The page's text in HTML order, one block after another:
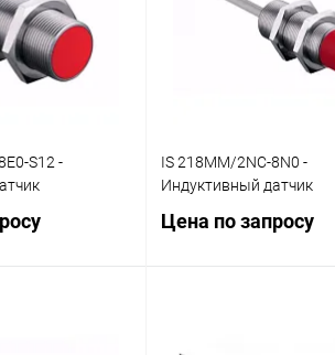
S12 -
IS 218MM/2NC-8N0 -
Индуктивный датчик
Цена по запросу